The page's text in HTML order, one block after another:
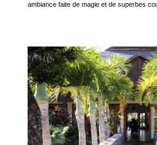
ambiance faite de magie et de superbes